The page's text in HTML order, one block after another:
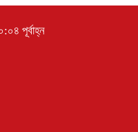
পূর্বাহ্ন